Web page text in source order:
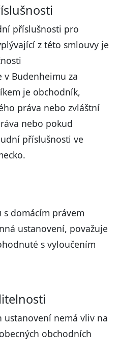
příslušnosti pro
z této smlouvy je
Budenheimu za
je obchodník,
práva nebo zvláštní
nebo pokud
příslušnosti ve
domácím právem
ustanovení, považuje
s vyloučením
nemá vliv na
obchodních